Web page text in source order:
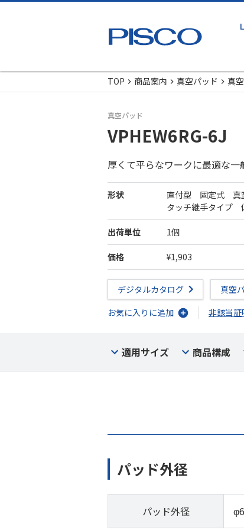
TOP
商品案内 真空パッド 真
真空パッド
VPHEW6RG-6J
厚くて平らなワークに最適な一
形状
直付型 固定式 真
タッチ継手タイプ
出荷単位 1個
価格 ¥1,903
デジタルカタログ 真空
お気に入りに追加
非該当
適用サイズ 商品構成
パッド外径
パッド外径